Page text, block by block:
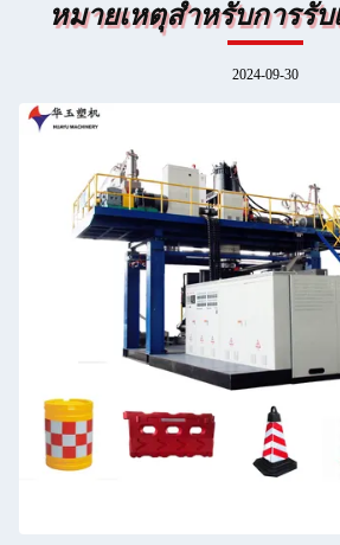
หมายเหตุสําหรับการรั
2024-09-30